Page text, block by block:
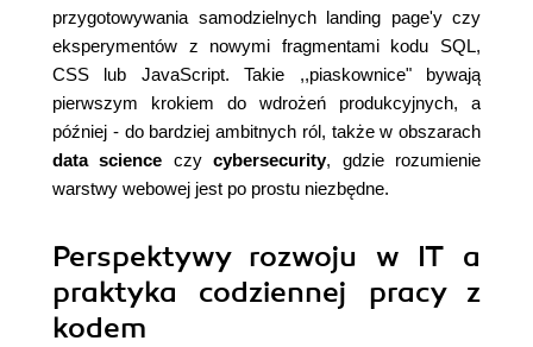
przygotowywania samodzielnych landing page'y czy
eksperymentów z nowymi fragmentami kodu SQL,
CSS lub JavaScript. Takie ,,piaskownice" bywają
pierwszym krokiem do wdrożeń produkcyjnych, a
później - do bardziej ambitnych ról, także w obszarach
data science czycybersecurity, gdzie rozumienie
warstwy webowej jest po prostu niezbędne.
Perspektywy rozwoju w IT a
praktyka codziennej pracy z
kodem